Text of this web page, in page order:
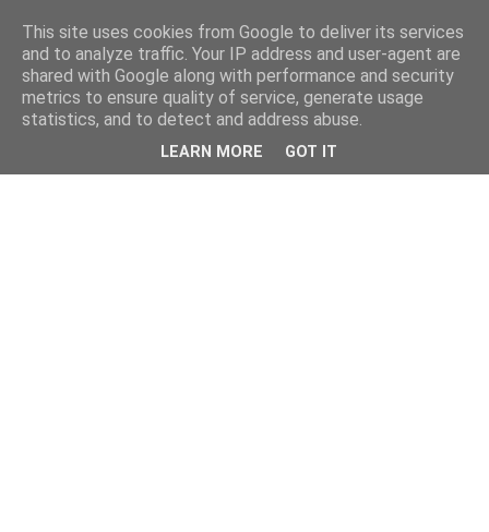
This site uses cookies from Google to deliver its services
and to analyze traffic. Your IP address and user-agent are
shared with Google along with performance and security
metrics to ensure quality of service, generate usage
statistics, and to detect and address abuse.
LEARN MORE GOT IT